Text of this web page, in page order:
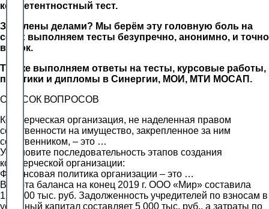
компетентностный тест.
Завалены делами? Мы берём эту головную боль на
себя: выполняем тесты безупречно, анонимно, и точно
в срок.
Так же выполняем ответы на тесты, курсовые работы,
практики и дипломы в Синергии, МОИ, МТИ МОСАП.
СПИСОК ВОПРОСОВ
Коммерческая организация, не наделенная правом
собственности на имущество, закрепленное за ним
собственником, – это …
Установите последовательность этапов создания
коммерческой организации:
Финансовая политика организации – это …
Валюта баланса на конец 2019 г. ООО «Мир» составила
120 000 тыс. руб. Задолженность учредителей по взносам в
уставный капитал составляет 5 000 тыс. руб., а затраты по